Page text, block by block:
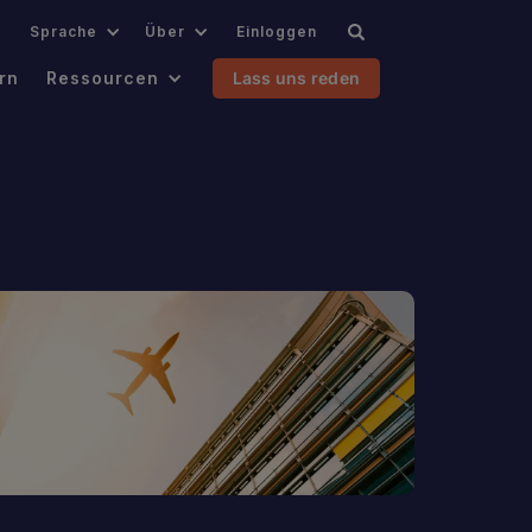
Sprache Über Einloggen
Ressourcen Lass uns reden